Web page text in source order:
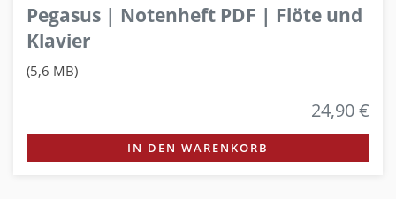
Pegasus | Notenheft PDF | Flöte und
Klavier
(5,6 MB)
24,90 €
IN DEN WARENKORB